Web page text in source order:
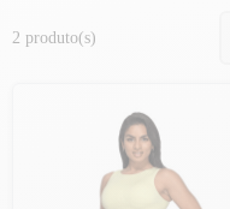
2 produto(s)